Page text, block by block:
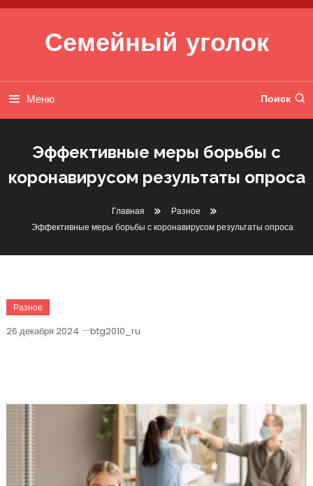
Перейти к содержимому
Семейный уголок
Меню Поиск
Эффективные меры борьбы с
коронавирусом результаты опроса
Главная
Разное
Эффективные меры борьбы с коронавирусом результаты опроса
Разное
26 декабря 2024 btg2010_ru